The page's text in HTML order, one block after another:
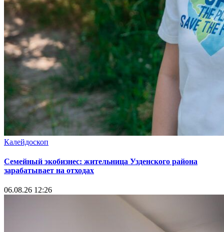
Калейдоскоп
Семейный экобизнес: жительница Узденского района
зарабатывает на отходах
06.08.26 12:26